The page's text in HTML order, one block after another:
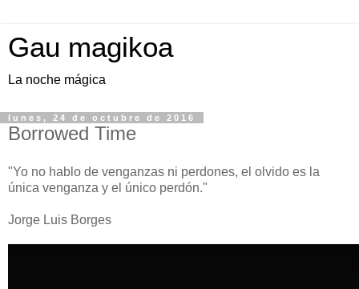
Gau magikoa
La noche mágica
lunes, 24 de octubre de 2016
Borrowed Time
"Yo no hablo de venganzas ni perdones, el olvido es la
única venganza y el único perdón."
Jorge Luis Borges